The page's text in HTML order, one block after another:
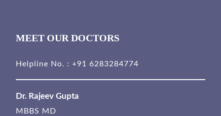
MEET OUR DOCTORS
Helpline No. : +91 6283284774
Dr. Rajeev Gupta
MBBS MD